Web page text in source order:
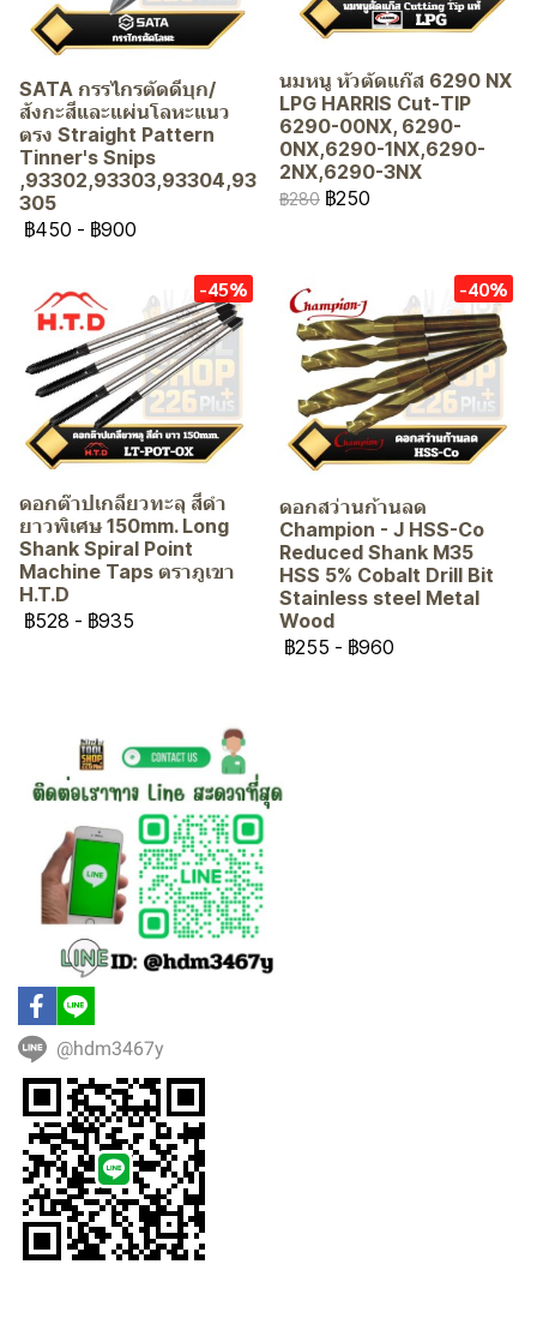
SATA กรรไกรตัดดีบุก/
สังกะสีและแผ่นโลหะแนว
ตรง Straight Pattern
Tinner's Snips
,93302,93303,93304,93
305
฿450 - ฿900
นมหนู หัวตัดแก๊ส 6290 NX
LPG HARRIS Cut-TIP
6290-00NX, 6290-
0NX,6290-1NX,6290-
2NX,6290-3NX
฿280 ฿250
-45%
ดอกต๊าปเกลียวทะลุ สีดำ
ยาวพิเศษ 150mm. Long
Shank Spiral Point
Machine Taps ตราภูเขา
H.T.D
฿528 - ฿935
-40%
ดอกสว่านก้านลด
Champion - J HSS-Co
Reduced Shank M35
HSS 5% Cobalt Drill Bit
Stainless steel Metal
Wood
฿255 - ฿960
@hdm3467y